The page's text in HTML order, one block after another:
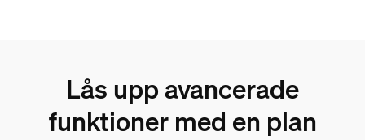
Lås upp avancerade
funktioner med en plan